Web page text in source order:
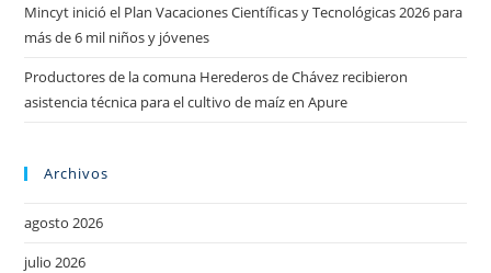
Mincyt inició el Plan Vacaciones Científicas y Tecnológicas 2026 para
más de 6 mil niños y jóvenes
Productores de la comuna Herederos de Chávez recibieron
asistencia técnica para el cultivo de maíz en Apure
Archivos
agosto 2026
julio 2026